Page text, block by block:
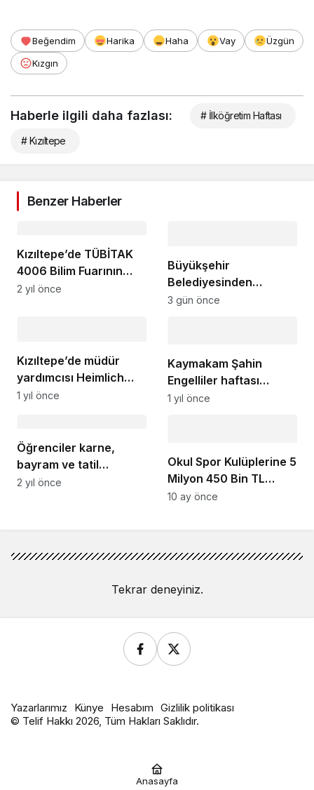
Beğendim Harika Haha Vay
Üzgün
Kızgın
Haberle ilgili daha fazlası: # İlköğretim Haftası
# Kızıltepe
Benzer Haberler
Kızıltepe’de TÜBİTAK
4006 Bilim Fuarının
açılışı yapıldı
2 yıl önce
Büyükşehir
Belediyesinden
Okullarda Yaz Mesaisi
3 gün önce
Kızıltepe’de müdür
yardımcısı Heimlich
manevrasıyla
1 yıl önce
Kaymakam Şahin
Engelliler haftası
dolayısıyla Özel Eğitim
1 yıl önce
Öğrenciler karne,
bayram ve tatil
heyecanını birlikte
2 yıl önce
Okul Spor Kulüplerine 5
Milyon 450 Bin TL
Destek
10 ay önce
Tekrar deneyiniz.
Anasayfa
Yazarlarımız Künye Hesabım Gizlilik politikası
© Telif Hakkı 2026, Tüm Hakları Saklıdır.